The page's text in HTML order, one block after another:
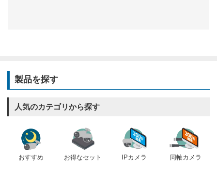
製品を探す
人気のカテゴリから探す
おすすめ お得なセット IPカメラ 同軸カメラ